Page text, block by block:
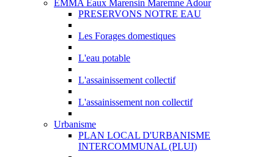
EMMA Eaux Marensin Maremne Adour
PRESERVONS NOTRE EAU
Les Forages domestiques
L'eau potable
L'assainissement collectif
L'assainissement non collectif
Urbanisme
PLAN LOCAL D'URBANISME
INTERCOMMUNAL (PLUI)